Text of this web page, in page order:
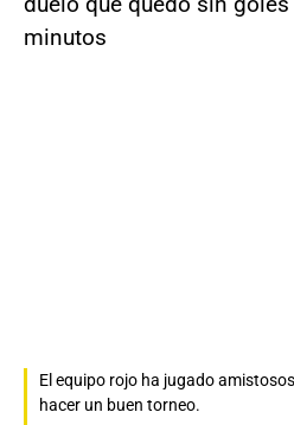
minutos
El equipo rojo ha jugado
hacer un buen torneo.